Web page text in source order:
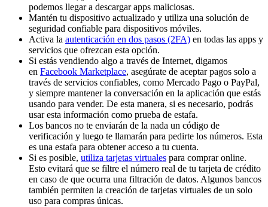
podemos llegar a descargar apps maliciosas.
Mantén tu dispositivo actualizado y utiliza una solución de
seguridad confiable para dispositivos móviles.
Activa la autenticación en dos pasos (2FA) en todas las apps y
servicios que ofrezcan esta opción.
Si estás vendiendo algo a través de Internet, digamos
en Facebook Marketplace, asegúrate de aceptar pagos solo a
través de servicios confiables, como Mercado Pago o PayPal,
y siempre mantener la conversación en la aplicación que estás
usando para vender. De esta manera, si es necesario, podrás
usar esta información como prueba de estafa.
Los bancos no te enviarán de la nada un código de
verificación y luego te llamarán para pedirte los números. Esta
es una estafa para obtener acceso a tu cuenta.
Si es posible, utiliza tarjetas virtuales para comprar online.
Esto evitará que se filtre el número real de tu tarjeta de crédito
en caso de que ocurra una filtración de datos. Algunos bancos
también permiten la creación de tarjetas virtuales de un solo
uso para compras únicas.